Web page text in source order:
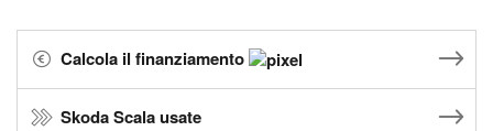
Calcola il finanziamento
Skoda Scala usate